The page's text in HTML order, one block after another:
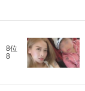
8位
8